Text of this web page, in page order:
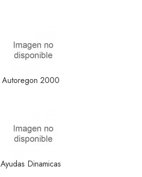
Autoregon 2000
Ayudas Dinamicas